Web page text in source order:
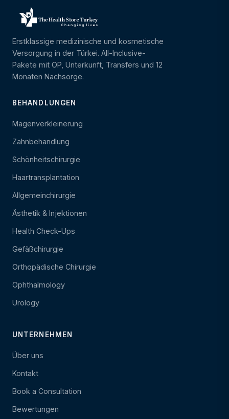
Erstklassige medizinische und kosmetische
Versorgung in der Türkei. All-Inclusive-
Pakete mit OP, Unterkunft, Transfers und 12
Monaten Nachsorge.
BEHANDLUNGEN
Magenverkleinerung
Zahnbehandlung
Schönheitschirurgie
Haartransplantation
Allgemeinchirurgie
Ästhetik & Injektionen
Health Check-Ups
Gefäßchirurgie
Orthopädische Chirurgie
Ophthalmology
Urology
UNTERNEHMEN
Über uns
Kontakt
Book a Consultation
Bewertungen